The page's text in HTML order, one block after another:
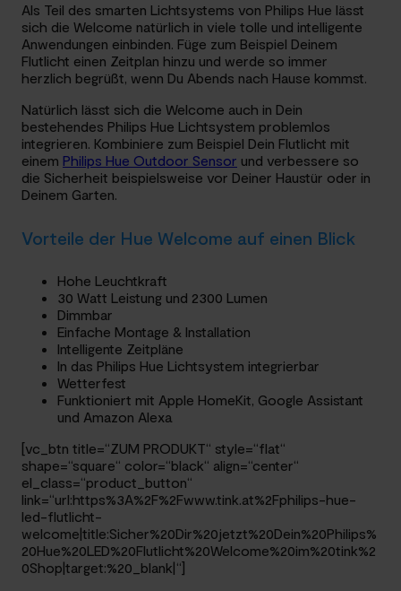
Als Teil des smarten Lichtsystems von Philips Hue lässt
sich die Welcome natürlich in viele tolle und intelligente
Anwendungen einbinden. Füge zum Beispiel Deinem
Flutlicht einen Zeitplan hinzu und werde so immer
herzlich begrüßt, wenn Du Abends nach Hause kommst.
Natürlich lässt sich die Welcome auch in Dein
bestehendes Philips Hue Lichtsystem problemlos
integrieren. Kombiniere zum Beispiel Dein Flutlicht mit
einem Philips Hue Outdoor Sensor und verbessere so
die Sicherheit beispielsweise vor Deiner Haustür oder in
Deinem Garten.
Vorteile der Hue Welcome auf einen Blick
Hohe Leuchtkraft
30 Watt Leistung und 2300 Lumen
Dimmbar
Einfache Montage & Installation
Intelligente Zeitpläne
In das Philips Hue Lichtsystem integrierbar
Wetterfest
Funktioniert mit Apple HomeKit, Google Assistant
und Amazon Alexa
[vc_btn title=“ZUM PRODUKT“ style=“flat“
shape=“square“ color=“black“ align=“center“
el_class=“product_button“
link=“url:https%3A%2F%2Fwww.tink.at%2Fphilips-hue-
led-flutlicht-
welcome|title:Sicher%20Dir%20jetzt%20Dein%20Philips%
20Hue%20LED%20Flutlicht%20Welcome%20im%20tink%2
0Shop|target:%20_blank|“]